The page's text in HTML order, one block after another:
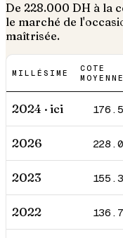
De 228.000 DH à la
le marché de
maîtrisée.
MILLÉSIME
COTE
MOYENNE
2024 · ici
2026
2023
2022